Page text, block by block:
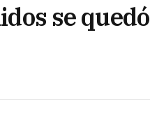
se quedó